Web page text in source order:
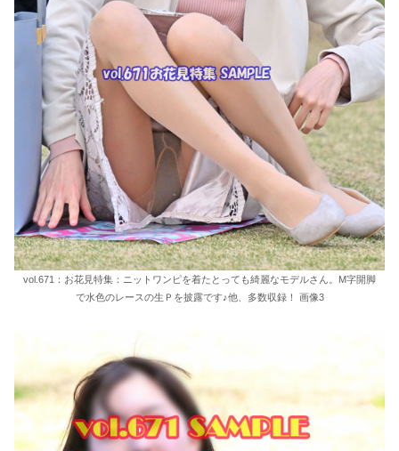
vol.671：お花見特集：ニットワンピを着たとっても綺麗なモデルさん。M字開脚
で水色のレースの生Ｐを披露です♪他、多数収録！ 画像3